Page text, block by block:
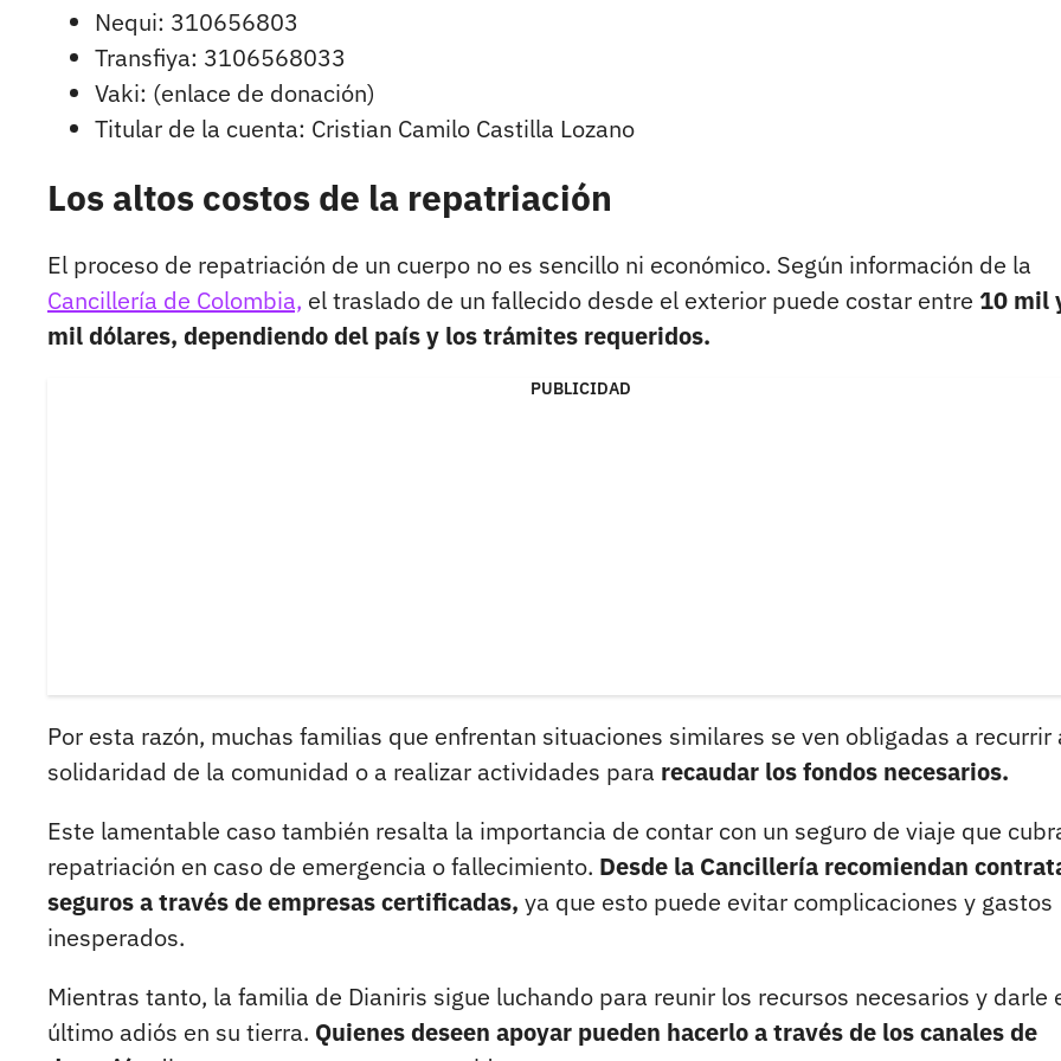
Nequi: 310656803
Transfiya: 3106568033
Vaki: (enlace de donación)
Titular de la cuenta: Cristian Camilo Castilla Lozano
Los altos costos de la repatriación
El proceso de repatriación de un cuerpo no es sencillo ni económico. Según información de la
Cancillería de Colombia, el traslado de un fallecido desde el exterior puede costar entre 10 mil
mil dólares, dependiendo del país y los trámites requeridos.
PUBLICIDAD
Por esta razón, muchas familias que enfrentan situaciones similares se ven obligadas a recurrir
solidaridad de la comunidad o a realizar actividades para recaudar los fondos necesarios.
Este lamentable caso también resalta la importancia de contar con un seguro de viaje que
repatriación en caso de emergencia o fallecimiento. Desde la Cancillería recomiendan
seguros a través de empresas certificadas, ya que esto puede evitar complicaciones y gastos
inesperados.
Mientras tanto, la familia de Dianiris sigue luchando para reunir los recursos necesarios y darle
último adiós en su tierra. Quienes deseen apoyar pueden hacerlo a través de los canales de